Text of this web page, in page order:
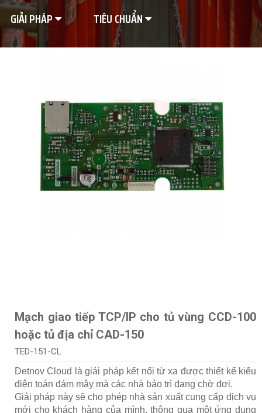
GIẢI PHÁP
TIÊU CHUẨN
Mạch giao tiếp TCP/IP cho tủ vùng CCD-100
hoặc tủ địa chỉ CAD-150
TED-151-CL
Detnov Cloud là giải pháp kết nối từ xa được thiết kế kiểu
điện toán đám mây mà các nhà bảo trì đang chờ đợi.
Giải pháp này sẽ cho phép nhà sản xuất cung cấp dịch vụ
mới cho khách hàng của mình, thông qua một ứng dụng